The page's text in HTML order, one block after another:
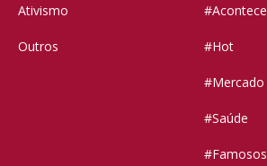
Ativismo
Outros
#Acontece
#Hot
#Mercado
#Saúde
#Famosos